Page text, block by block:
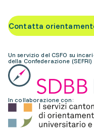
Contatta
Un servizio del CSFO su
della Confederazione (SEFRI)
In collaborazione con: